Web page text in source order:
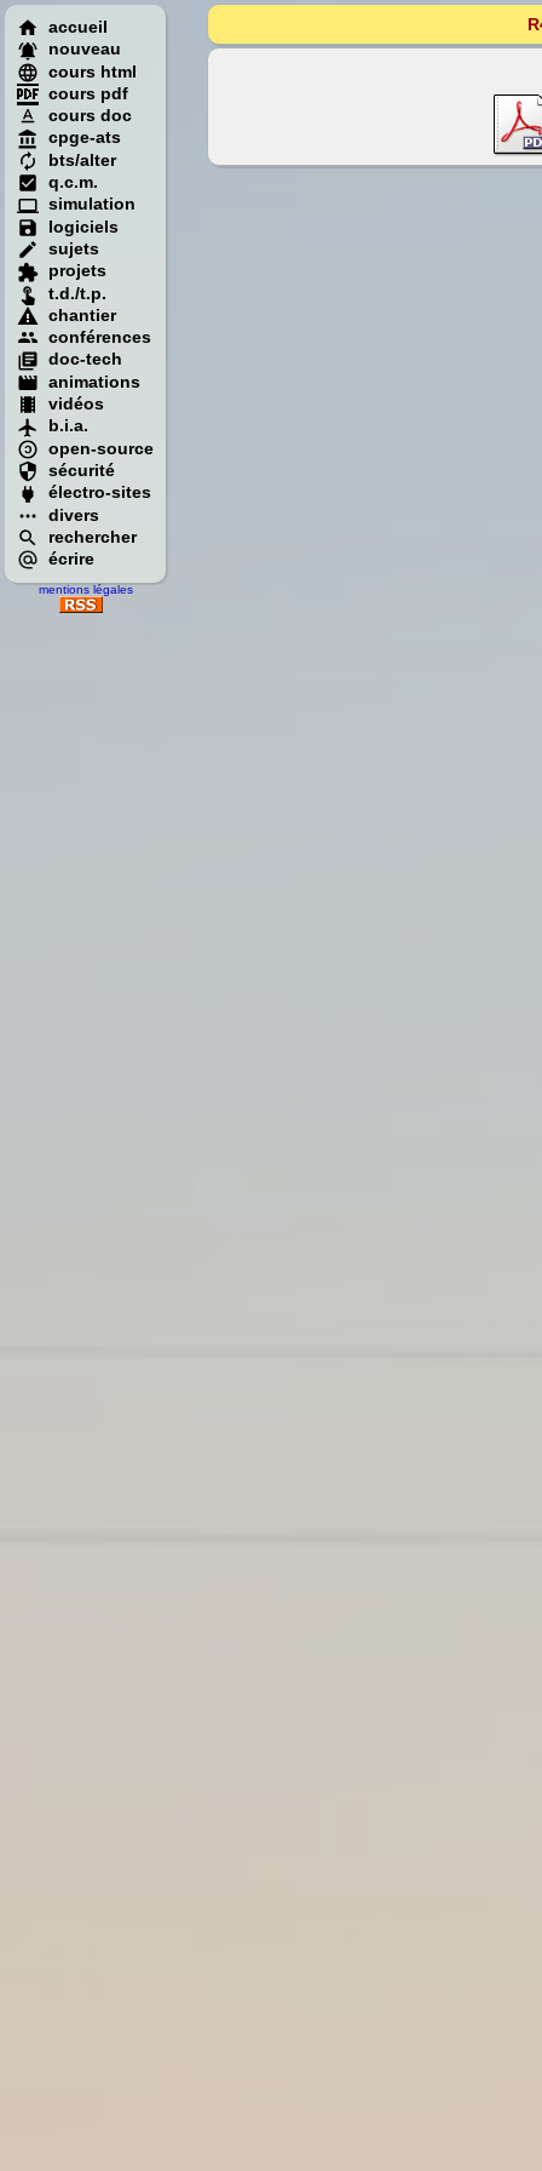
accueil
nouveau
cours html
cours pdf
cours doc
cpge-ats
bts/alter
q.c.m.
simulation
logiciels
sujets
projets
t.d./t.p.
chantier
conférences
doc-tech
animations
vidéos
b.i.a.
open-source
sécurité
électro-sites
divers
rechercher
écrire
mentions légales